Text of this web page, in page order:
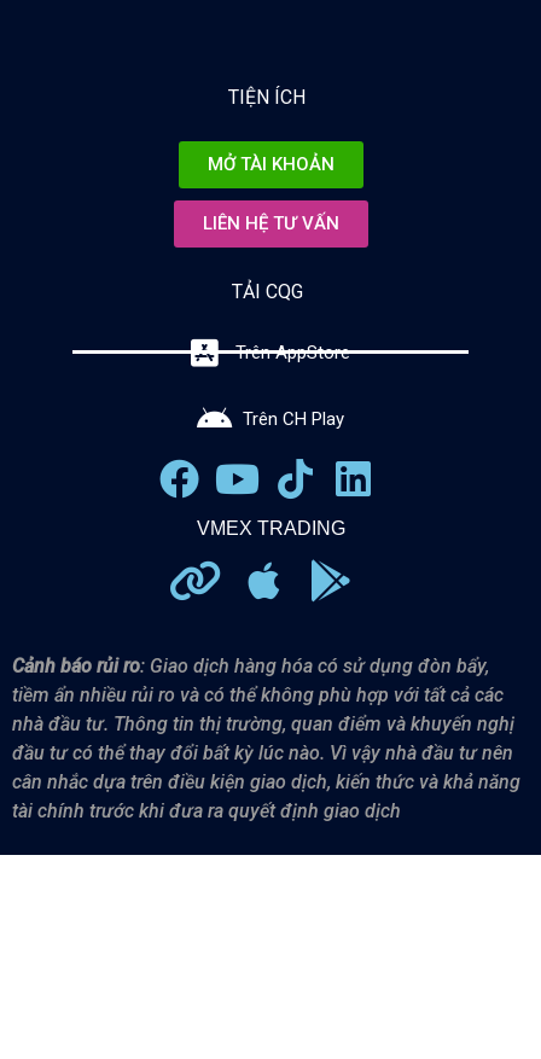
TIỆN ÍCH
MỞ TÀI KHOẢN
LIÊN HỆ TƯ VẤN
TẢI CQG
Trên AppStore
Trên CH Play
VMEX TRADING
Cảnh báo rủi ro: Giao dịch hàng hóa có sử dụng đòn bẩy,
tiềm ẩn nhiều rủi ro và có thể không phù hợp với tất cả các
nhà đầu tư. Thông tin thị trường, quan điểm và khuyến nghị
đầu tư có thể thay đổi bất kỳ lúc nào. Vì vậy nhà đầu tư nên
cân nhắc dựa trên điều kiện giao dịch, kiến thức và khả năng
tài chính trước khi đưa ra quyết định giao dịch